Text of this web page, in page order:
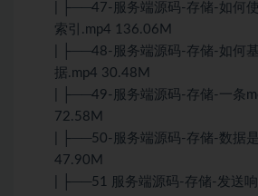
| ├──47-服务端源码-存储-如何
索引.mp4 136.06M
| ├──48-服务端源码-存储-如何
据.mp4 30.48M
| ├──49-服务端源码-存储-一条
72.58M
| ├──50-服务端源码-存储-数据
47.90M
| ├──51 服务端源码-存储-发送